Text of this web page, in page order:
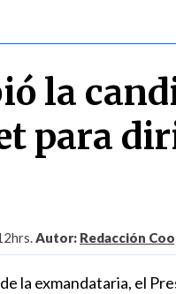
la
para
Autor: Redacción
la exmandataria, el